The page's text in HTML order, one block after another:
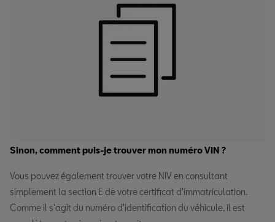
Sinon, comment puis-je trouver mon numéro VIN ?
Vous pouvez également trouver votre NIV en consultant
simplement la section E de votre certificat d'immatriculation.
Comme il s'agit du numéro d'identification du véhicule, il est